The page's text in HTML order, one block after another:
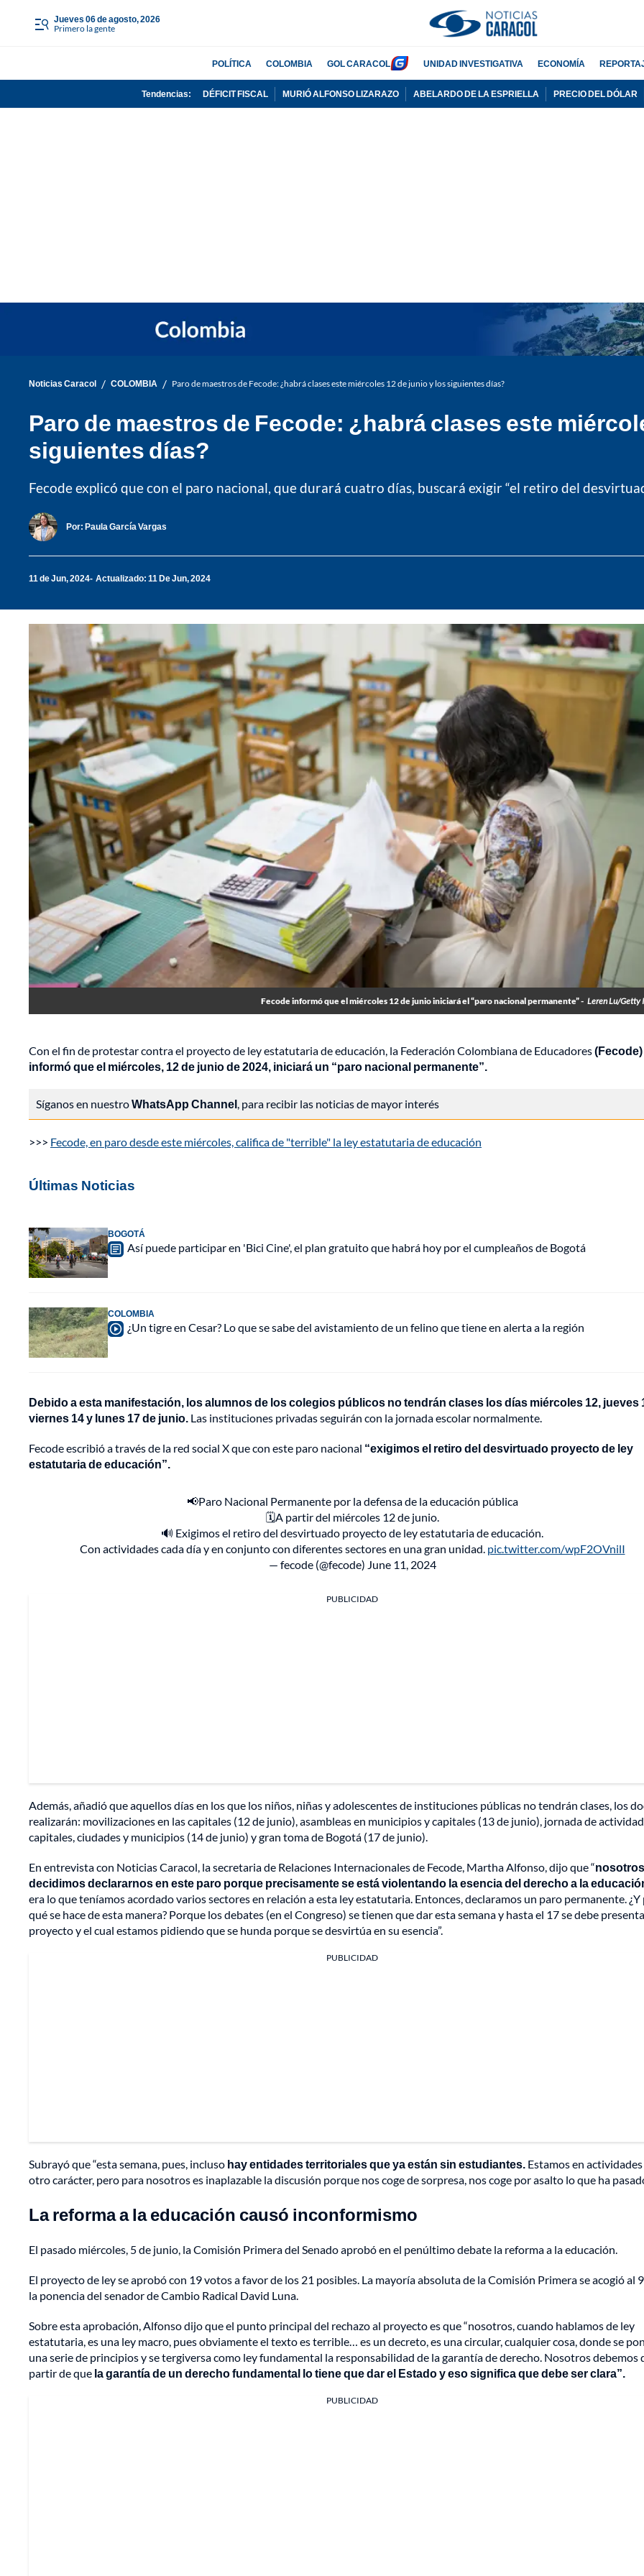
jueves 06 de agosto, 2026
Primero la gente
POLÍTICA COLOMBIA GOL CARACOL UNIDAD INVESTIGATIVA ECONOMÍA
Tendencias: DÉFICIT FISCAL MURIÓ ALFONSO LIZARAZO ABELARDO DE LA ESPRIELLA PRECIO DEL DÓLAR
Noticias Caracol / COLOMBIA / Paro de maestros de Fecode: ¿habrá clases este miércoles 12 de junio y los siguientes días?
Paro de maestros de Fecode: ¿habrá clases este
siguientes días?
Fecode explicó que con el paro nacional, que durará cuatro días, buscará exigir “el retiro del
Por: Paula García Vargas
11 de Jun, 2024 Actualizado: 11 De Jun, 2024
Fecode informó que el miércoles 12 de junio iniciará el “paro nacional permanente” - Leren Lu/Getty
Con el fin de protestar contra el proyecto de ley estatutaria de educación, la Federación Colombiana de Educadores(Fecode)
informó que el miércoles, 12 de junio de 2024, iniciará un “paro nacional permanente”.
Síganos en nuestroWhatsApp Channel, para recibir las noticias de mayor interés
>>> Fecode, en paro desde este miércoles, califica de "terrible" la ley estatutaria de educación
Últimas Noticias
BOGOTÁ
Así puede participar en 'Bici Cine', el plan gratuito que habrá hoy por el cumpleaños de Bogotá
COLOMBIA
¿Un tigre en Cesar? Lo que se sabe del avistamiento de un felino que tiene en alerta a la región
Debido a esta manifestación, los alumnos de los colegios públicos no tendrán clases los días miércoles 12, jueves
viernes 14 y lunes 17 de junio. Las instituciones privadas seguirán con la jornada escolar normalmente.
Fecode escribió a través de la red social X que con este paro nacional “exigimos el retiro del desvirtuado proyecto de ley
estatutaria de educación”.
📢Paro Nacional Permanente por la defensa de la educación pública
🗓️A partir del miércoles 12 de junio.
🔊 Exigimos el retiro del desvirtuado proyecto de ley estatutaria de educación.
Con actividades cada día y en conjunto con diferentes sectores en una gran unidad. pic.twitter.com/wpF2OVnilI
— fecode (@fecode) June 11, 2024
PUBLICIDAD
Además, añadió que aquellos días en los que los niños, niñas y adolescentes de instituciones públicas no tendrán clases, los
realizarán: movilizaciones en las capitales (12 de junio), asambleas en municipios y capitales (13 de junio), jornada de
capitales, ciudades y municipios (14 de junio) y gran toma de Bogotá (17 de junio).
En entrevista con Noticias Caracol, la secretaria de Relaciones Internacionales de Fecode, Martha Alfonso, dijo que “nosotros
decidimos declararnos en este paro porque precisamente se está violentando la esencia del derecho a la
era lo que teníamos acordado varios sectores en relación a esta ley estatutaria. Entonces, declaramos un paro permanente. ¿Y
qué se hace de esta manera? Porque los debates (en el Congreso) se tienen que dar esta semana y hasta el 17 se debe
proyecto y el cual estamos pidiendo que se hunda porque se desvirtúa en su esencia”.
PUBLICIDAD
Subrayó que “esta semana, pues, incluso hay entidades territoriales que ya están sin estudiantes. Estamos en
otro carácter, pero para nosotros es inaplazable la discusión porque nos coge de sorpresa, nos coge por asalto lo que ha
La reforma a la educación causó inconformismo
El pasado miércoles, 5 de junio, la Comisión Primera del Senado aprobó en el penúltimo debate la reforma a la educación.
El proyecto de ley se aprobó con 19 votos a favor de los 21 posibles. La mayoría absoluta de la Comisión Primera se acogió al
la ponencia del senador de Cambio Radical David Luna.
Sobre esta aprobación, Alfonso dijo que el punto principal del rechazo al proyecto es que “nosotros, cuando hablamos de ley
estatutaria, es una ley macro, pues obviamente el texto es terrible… es un decreto, es una circular, cualquier cosa, donde se
una serie de principios y se tergiversa como ley fundamental la responsabilidad de la garantía de derecho. Nosotros debemos
partir de que la garantía de un derecho fundamental lo tiene que dar el Estado y eso significa que debe ser clara”.
PUBLICIDAD